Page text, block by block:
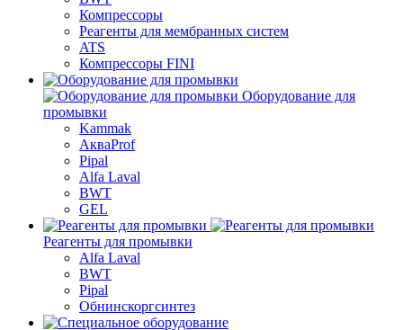
Компрессоры
Реагенты для мембранных систем
ATS
Компрессоры FINI
Оборудование для
промывки
Kammak
АкваProf
Pipal
Alfa Laval
BWT
GEL
Реагенты для промывки
Alfa Laval
BWT
Pipal
Обнинскоргсинтез